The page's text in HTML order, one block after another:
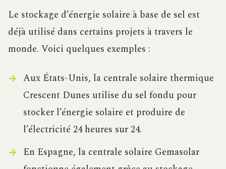
Le stockage d’énergie solaire à base de sel est
déjà utilisé dans certains projets à travers le
monde. Voici quelques exemples :
Aux États-Unis, la centrale solaire thermique
Crescent Dunes utilise du sel fondu pour
stocker l’énergie solaire et produire de
l’électricité 24 heures sur 24.
En Espagne, la centrale solaire Gemasolar